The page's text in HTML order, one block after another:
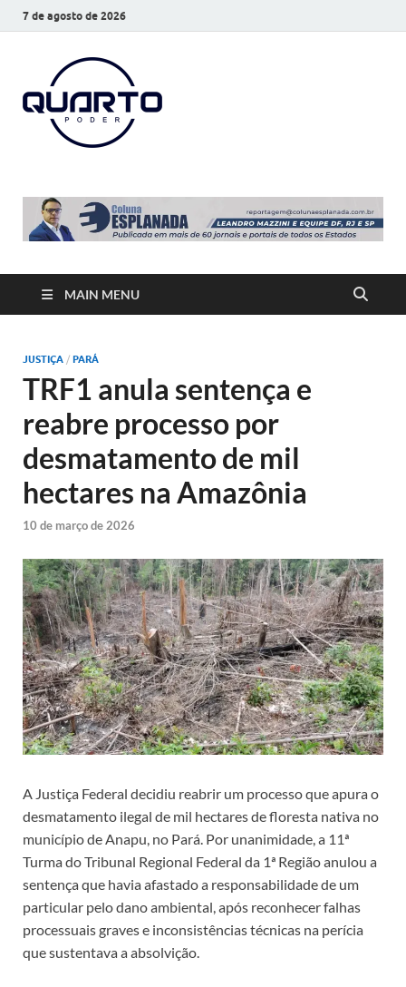
7 de agosto de 2026
MAIN MENU
JUSTIÇA / PARÁ
TRF1 anula sentença e
reabre processo por
desmatamento de mil
hectares na Amazônia
10 de março de 2026
A Justiça Federal decidiu reabrir um processo que apura o
desmatamento ilegal de mil hectares de floresta nativa no
município de Anapu, no Pará. Por unanimidade, a 11ª
Turma do Tribunal Regional Federal da 1ª Região anulou a
sentença que havia afastado a responsabilidade de um
particular pelo dano ambiental, após reconhecer falhas
processuais graves e inconsistências técnicas na perícia
que sustentava a absolvição.